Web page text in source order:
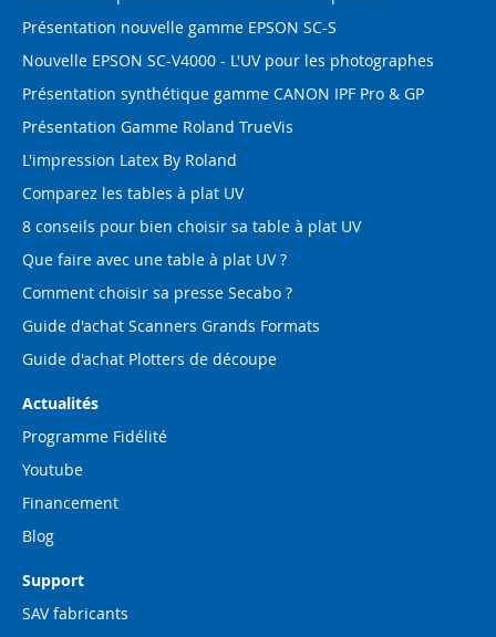
Présentation nouvelle gamme EPSON SC-S
Nouvelle EPSON SC-V4000 - L'UV pour les photographes
Présentation synthétique gamme CANON IPF Pro & GP
Présentation Gamme Roland TrueVis
L'impression Latex By Roland
Comparez les tables à plat UV
8 conseils pour bien choisir sa table à plat UV
Que faire avec une table à plat UV ?
Comment choisir sa presse Secabo ?
Guide d'achat Scanners Grands Formats
Guide d'achat Plotters de découpe
Actualités
Programme Fidélité
Youtube
Financement
Blog
Support
SAV fabricants